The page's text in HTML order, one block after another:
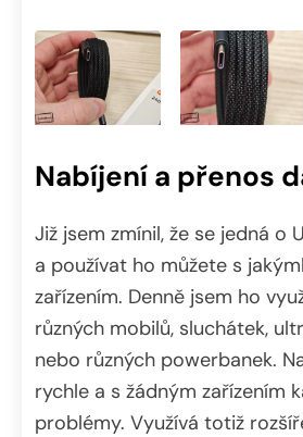
Nabíjení a přenos
Již jsem zmínil, že se jedná o
a používat ho můžete s
zařízením. Denně jsem ho
různých mobilů, sluchátek,
nebo různých powerbanek.
rychle a s žádným zařízením
problémy. Využívá totiž